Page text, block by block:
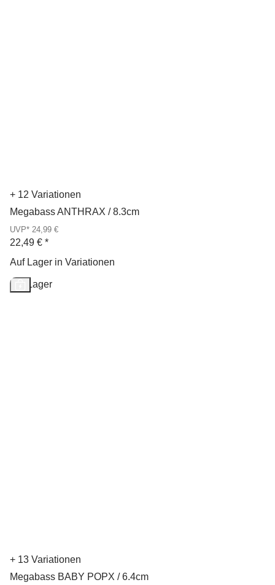
+ 12 Variationen
Megabass ANTHRAX / 8.3cm
UVP* 24,99 €
22,49 € *
Auf Lager in Variationen
Auf Lager
+ 13 Variationen
Megabass BABY POPX / 6.4cm